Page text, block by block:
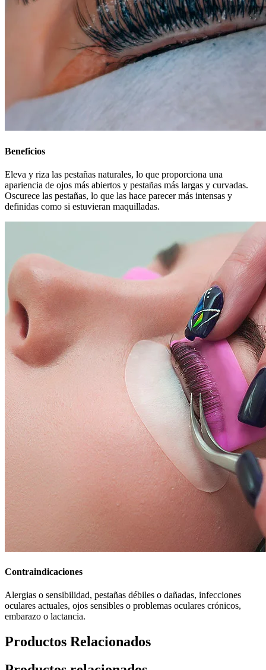
Beneficios
Eleva y riza las pestañas naturales, lo que proporciona una
apariencia de ojos más abiertos y pestañas más largas y curvadas.
Oscurece las pestañas, lo que las hace parecer más intensas y
definidas como si estuvieran maquilladas.
Contraindicaciones
Alergias o sensibilidad, pestañas débiles o dañadas, infecciones
oculares actuales, ojos sensibles o problemas oculares crónicos,
embarazo o lactancia.
Productos Relacionados